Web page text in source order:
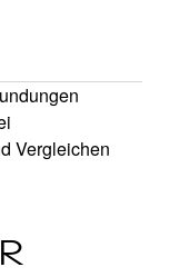
Vergleichen